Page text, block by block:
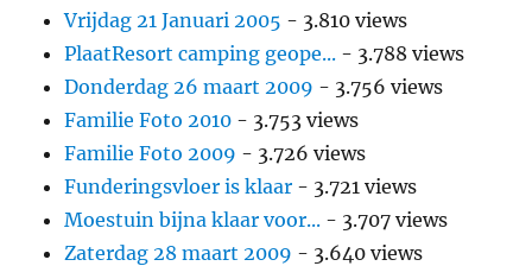
Vrijdag 21 Januari 2005 - 3.810 views
PlaatResort camping geope... - 3.788 views
Donderdag 26 maart 2009 - 3.756 views
Familie Foto 2010 - 3.753 views
Familie Foto 2009 - 3.726 views
Funderingsvloer is klaar - 3.721 views
Moestuin bijna klaar voor... - 3.707 views
Zaterdag 28 maart 2009 - 3.640 views